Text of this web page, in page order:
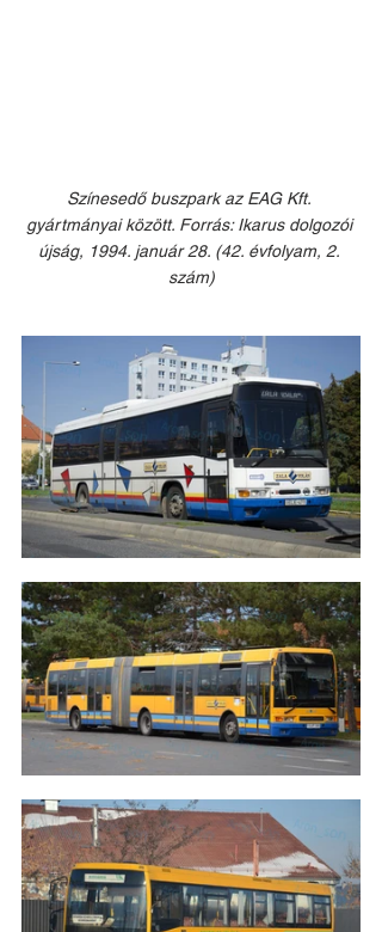
Színesedő buszpark az EAG Kft.
gyártmányai között. Forrás: Ikarus dolgozói
újság, 1994. január 28. (42. évfolyam, 2.
szám)